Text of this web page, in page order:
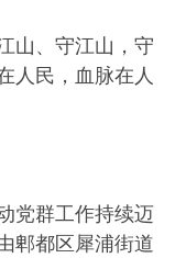
山、守江山，守
人民，血脉在人
党群工作持续迈
郫都区犀浦街道